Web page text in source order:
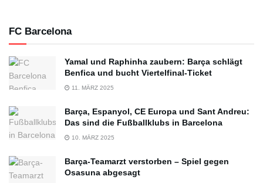
FC Barcelona
Yamal und Raphinha zaubern: Barça schlägt
Benfica und bucht Viertelfinal-Ticket
11. MÄRZ 2025
Barça, Espanyol, CE Europa und Sant Andreu:
Das sind die Fußballklubs in Barcelona
10. MÄRZ 2025
Barça-Teamarzt verstorben – Spiel gegen
Osasuna abgesagt